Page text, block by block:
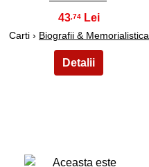
43 ,74
Carti › Biografii & Memorialistica